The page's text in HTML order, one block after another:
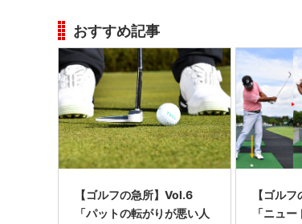
おすすめ記事
【ゴルフの急所】Vol.6
「パットの転がりが悪い人
【ゴル
「ニュ